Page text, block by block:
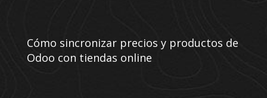
Cómo sincronizar precios y productos de
Odoo con tiendas online